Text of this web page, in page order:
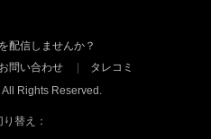
配信しませんか？
お問い合わせ
タレコミ
Rights Reserved.
替え：